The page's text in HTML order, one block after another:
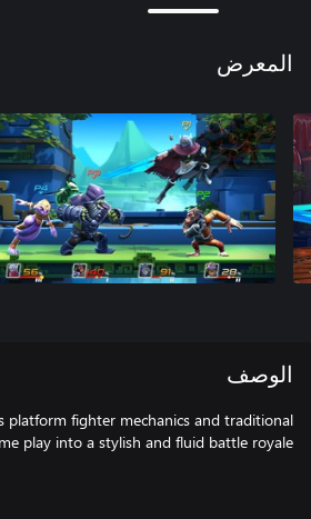
المعرض
الوصف
platform fighter mechanics and traditional